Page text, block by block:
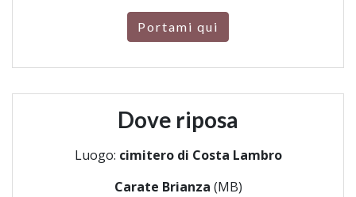
Portami qui
Dove riposa
Luogo: cimitero di Costa Lambro
Carate Brianza (MB)